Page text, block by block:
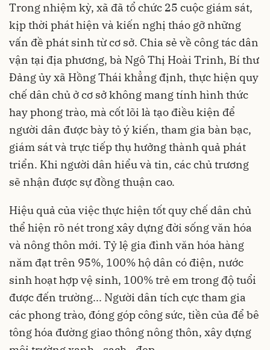
Trong nhiệm kỳ, xã đã tổ chức 25 cuộc giám sát,
kịp thời phát hiện và kiến nghị tháo gỡ những
vấn đề phát sinh từ cơ sở. Chia sẻ về công tác dân
vận tại địa phương, bà Ngô Thị Hoài Trinh, Bí thư
Đảng ủy xã Hồng Thái khẳng định, thực hiện quy
chế dân chủ ở cơ sở không mang tính hình thức
hay phong trào, mà cốt lõi là tạo điều kiện để
người dân được bày tỏ ý kiến, tham gia bàn bạc,
giám sát và trực tiếp thụ hưởng thành quả phát
triển. Khi người dân hiểu và tin, các chủ trương
sẽ nhận được sự đồng thuận cao.
Hiệu quả của việc thực hiện tốt quy chế dân chủ
thể hiện rõ nét trong xây dựng đời sống văn hóa
và nông thôn mới. Tỷ lệ gia đình văn hóa hàng
năm đạt trên 95%, 100% hộ dân có điện, nước
sinh hoạt hợp vệ sinh, 100% trẻ em trong độ tuổi
được đến trường... Người dân tích cực tham gia
các phong trào, đóng góp công sức, tiền của để bê
tông hóa đường giao thông nông thôn, xây dựng